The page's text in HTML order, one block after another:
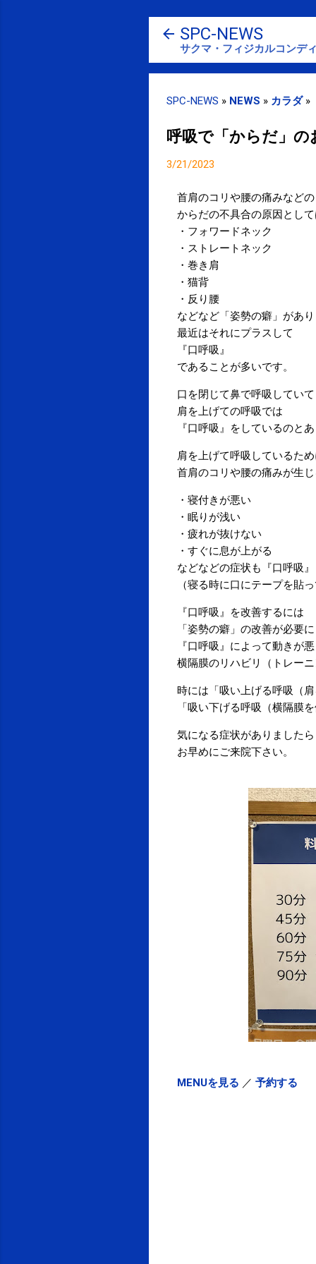
SPC-NEWS
サクマ・フィジカルコンデ
SPC-NEWS » NEWS » カラダ»
呼吸で「からだ」の
3/21/2023
首肩のコリや腰の痛みなどの
からだの不具合の原因とし
・フォワードネック
・ストレートネック
・巻き肩
・猫背
・反り腰
などなど「姿勢の癖」があ
最近はそれにプラスして
『口呼吸』
であることが多いです。
口を閉じて鼻で呼吸していて
肩を上げての呼吸では
『口呼吸』をしているのと
肩を上げて呼吸しているため
首肩のコリや腰の痛みが生じ
・寝付きが悪い
・眠りが浅い
・疲れが抜けない
・すぐに息が上がる
などなどの症状も『口呼吸
（寝る時に口にテープを貼
『口呼吸』を改善するには
「姿勢の癖」の改善が必要
『口呼吸』によって動きが
横隔膜のリハビリ（トレー
時には「吸い上げる呼吸（
「吸い下げる呼吸（横隔膜
気になる症状がありましたら
お早めにご来院下さい。
MENUを見る ／ 予約する